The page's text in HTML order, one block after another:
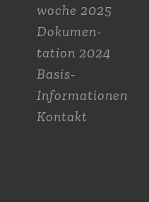
woche 2025
Dokumen­
tation 2024
Basis-
Informationen
Kontakt